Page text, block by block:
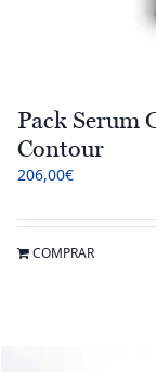
Pack Serum
Contour
206,00€
COMPRAR